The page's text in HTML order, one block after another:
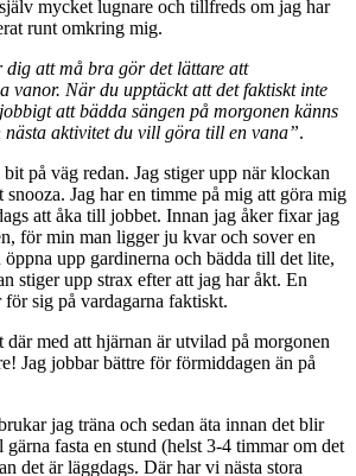
mycket lugnare och tillfreds om jag har
runt omkring mig.
dig att må bra gör det lättare att
vanor. När du upptäckt att det faktiskt inte
att bädda sängen på morgonen känns
nästa aktivitet du vill göra till en vana”.
på väg redan. Jag stiger upp när klockan
Jag har en timme på mig att göra mig
att åka till jobbet. Innan jag åker fixar jag
för min man ligger ju kvar och sover en
upp gardinerna och bädda till det lite,
stiger upp strax efter att jag har åkt. En
sig på vardagarna faktiskt.
där med att hjärnan är utvilad på morgonen
Jag jobbar bättre för förmiddagen än på
jag träna och sedan äta innan det blir
fasta en stund (helst 3-4 timmar om det
det är läggdags. Där har vi nästa stora